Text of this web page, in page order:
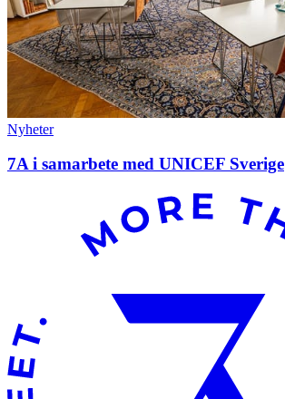
Nyheter
7A i samarbete med UNICEF Sverige